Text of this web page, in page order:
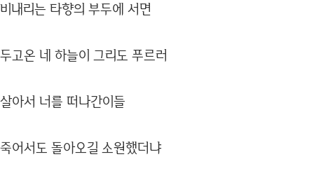
비내리는 타향의 부두에 서면
두고온 네 하늘이 그리도 푸르러
살아서 너를 떠나간이들
죽어서도 돌아오길 소원했더냐